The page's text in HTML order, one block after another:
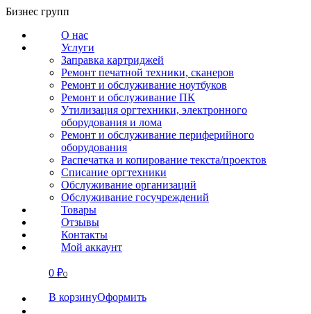
Перейти
содержанию
Бизнес групп
О нас
Услуги
Заправка картриджей
Ремонт печатной техники, сканеров
Ремонт и обслуживание ноутбуков
Ремонт и обслуживание ПК
Утилизация оргтехники, электронного
оборудования и лома
Ремонт и обслуживание периферийного
оборудования
Распечатка и копирование текста/проектов
Списание оргтехники
Обслуживание организаций
Обслуживание госучреждений
Товары
Отзывы
Контакты
Мой аккаунт
0 ₽0
В корзинуОформить
СВЯЗАТЬСЯ
О нас